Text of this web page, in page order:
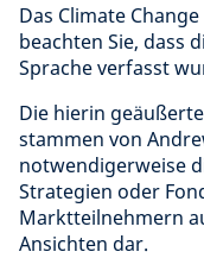
Das Climate
beachten Sie, dass
Sprache verfasst
Die hierin
stammen von
notwendigerweise
Strategien oder
Marktteilnehmern
Ansichten dar.